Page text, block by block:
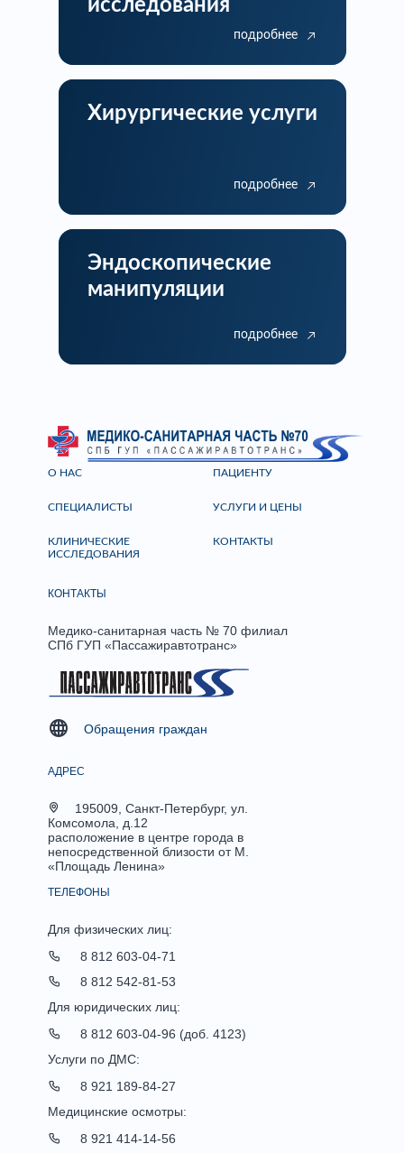
исследования
подробнее
Хирургические услуги
подробнее
Эндоскопические
манипуляции
подробнее
О НАС ПАЦИЕНТУ
СПЕЦИАЛИСТЫ УСЛУГИ И ЦЕНЫ
КЛИНИЧЕСКИЕ
ИССЛЕДОВАНИЯ
КОНТАКТЫ
КОНТАКТЫ
Медико-санитарная часть № 70 филиал
СПб ГУП «Пассажиравтотранс»
Обращения граждан
АДРЕС
195009, Санкт-Петербург, ул.
Комсомола, д.12
расположение в центре города в
непосредственной близости от М.
«Площадь Ленина»
ТЕЛЕФОНЫ
Для физических лиц:
8 812 603-04-71
8 812 542-81-53
Для юридических лиц:
8 812 603-04-96 (доб. 4123)
Услуги по ДМС:
8 921 189-84-27
Медицинские осмотры:
8 921 414-14-56